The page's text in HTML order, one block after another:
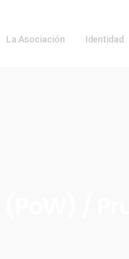
La Asociación Identidad